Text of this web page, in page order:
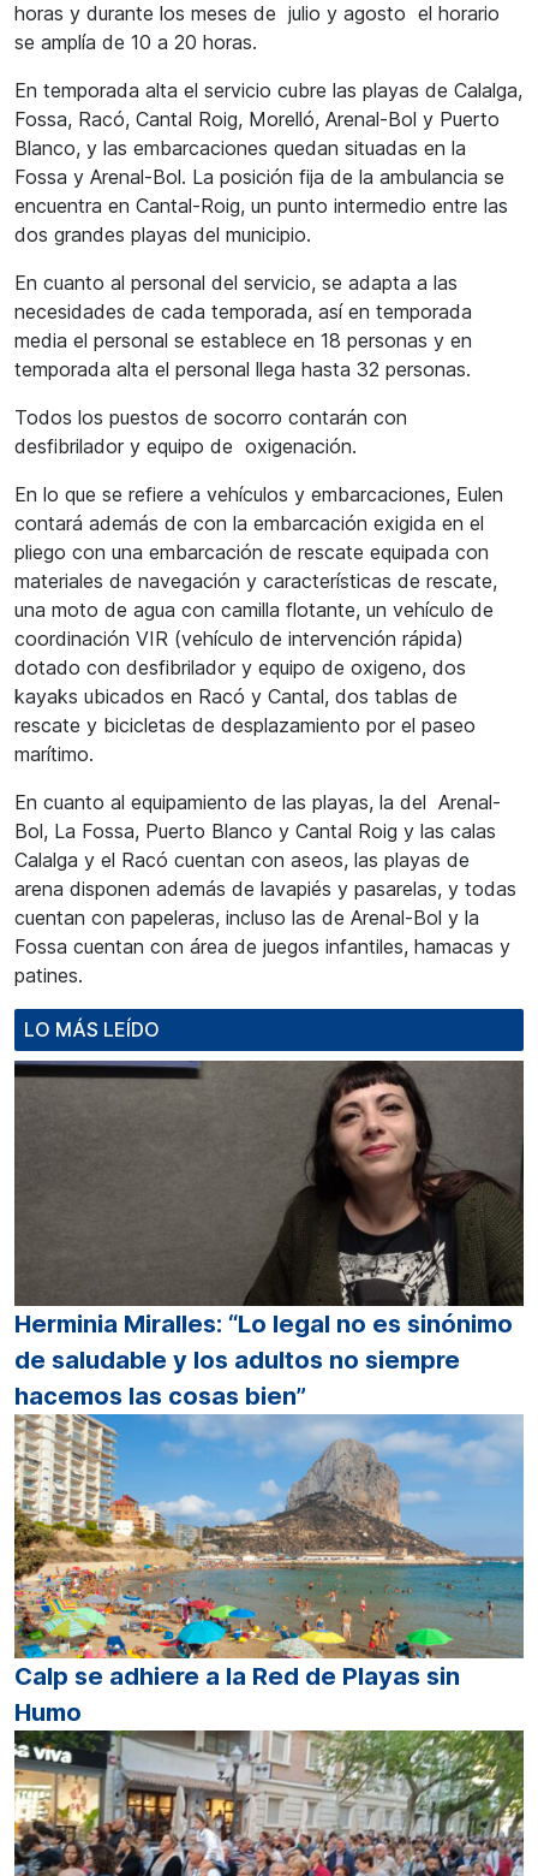
horas y durante los meses de julio y agosto el horario
se amplía de 10 a 20 horas.
En temporada alta el servicio cubre las playas de Calalga,
Fossa, Racó, Cantal Roig, Morelló, Arenal-Bol y Puerto
Blanco, y las embarcaciones quedan situadas en la
Fossa y Arenal-Bol. La posición fija de la ambulancia se
encuentra en Cantal-Roig, un punto intermedio entre las
dos grandes playas del municipio.
En cuanto al personal del servicio, se adapta a las
necesidades de cada temporada, así en temporada
media el personal se establece en 18 personas y en
temporada alta el personal llega hasta 32 personas.
Todos los puestos de socorro contarán con
desfibrilador y equipo de oxigenación.
En lo que se refiere a vehículos y embarcaciones, Eulen
contará además de con la embarcación exigida en el
pliego con una embarcación de rescate equipada con
materiales de navegación y características de rescate,
una moto de agua con camilla flotante, un vehículo de
coordinación VIR (vehículo de intervención rápida)
dotado con desfibrilador y equipo de oxigeno, dos
kayaks ubicados en Racó y Cantal, dos tablas de
rescate y bicicletas de desplazamiento por el paseo
marítimo.
En cuanto al equipamiento de las playas, la del Arenal-
Bol, La Fossa, Puerto Blanco y Cantal Roig y las calas
Calalga y el Racó cuentan con aseos, las playas de
arena disponen además de lavapiés y pasarelas, y todas
cuentan con papeleras, incluso las de Arenal-Bol y la
Fossa cuentan con área de juegos infantiles, hamacas y
patines.
LO MÁS LEÍDO
Herminia Miralles: “Lo legal no es sinónimo
de saludable y los adultos no siempre
hacemos las cosas bien”
Calp se adhiere a la Red de Playas sin
Humo